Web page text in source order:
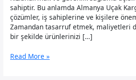
sahiptir. Bu anlamda Almanya Uçak
çözümler, iş sahiplerine ve kişilere
Zamandan tasarruf etmek, maliyetleri
bir şekilde ürünlerinizi […]
Almanya
Read More »